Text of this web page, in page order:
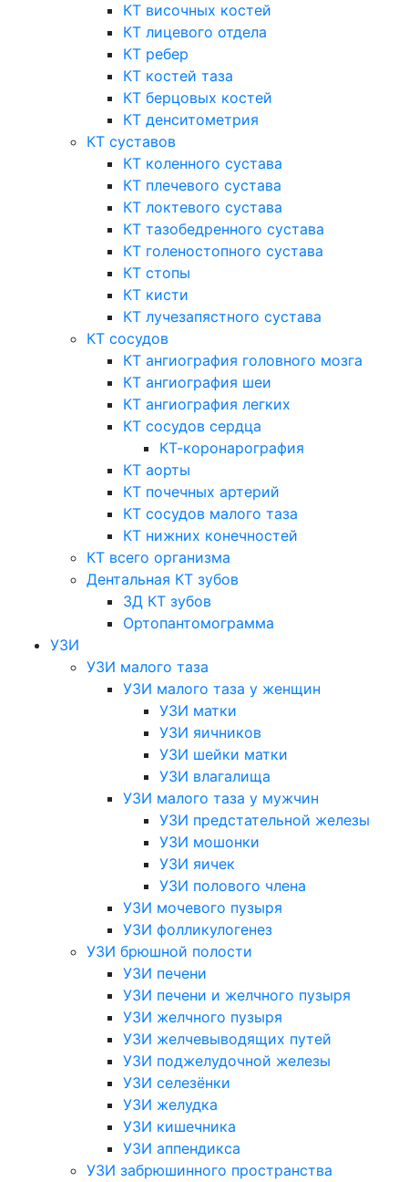
КТ височных костей
КТ лицевого отдела
КТ ребер
КТ костей таза
КТ берцовых костей
КТ денситометрия
КТ суставов
КТ коленного сустава
КТ плечевого сустава
КТ локтевого сустава
КТ тазобедренного сустава
КТ голеностопного сустава
КТ стопы
КТ кисти
КТ лучезапястного сустава
КТ сосудов
КТ ангиография головного мозга
КТ ангиография шеи
КТ ангиография легких
КТ сосудов сердца
КТ-коронарография
КТ аорты
КТ почечных артерий
КТ сосудов малого таза
КТ нижних конечностей
КТ всего организма
Дентальная КТ зубов
3Д КТ зубов
Ортопантомограмма
УЗИ
УЗИ малого таза
УЗИ малого таза у женщин
УЗИ матки
УЗИ яичников
УЗИ шейки матки
УЗИ влагалища
УЗИ малого таза у мужчин
УЗИ предстательной железы
УЗИ мошонки
УЗИ яичек
УЗИ полового члена
УЗИ мочевого пузыря
УЗИ фолликулогенез
УЗИ брюшной полости
УЗИ печени
УЗИ печени и желчного пузыря
УЗИ желчного пузыря
УЗИ желчевыводящих путей
УЗИ поджелудочной железы
УЗИ селезёнки
УЗИ желудка
УЗИ кишечника
УЗИ аппендикса
УЗИ забрюшинного пространства